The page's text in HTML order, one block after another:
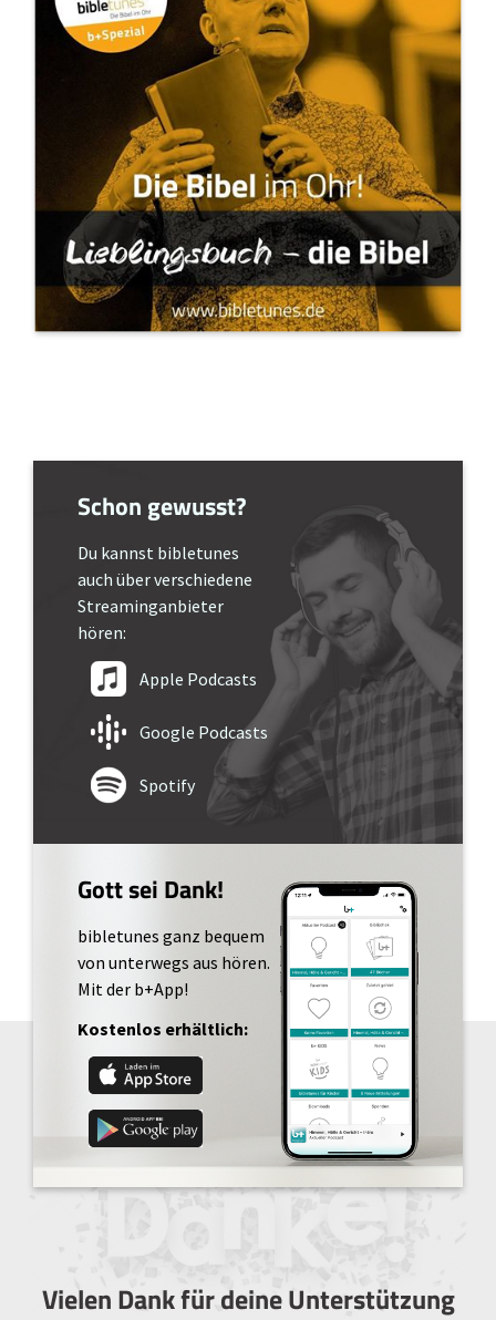
Schon gewusst?
Du kannst bibletunes
auch über verschiedene
Streaminganbieter
hören:
Apple Podcasts
Google Podcasts
Spotify
Gott sei Dank!
bibletunes ganz bequem
von unterwegs aus hören.
Mit der b+App!
Kostenlos erhältlich:
Vielen Dank für deine Unterstützung